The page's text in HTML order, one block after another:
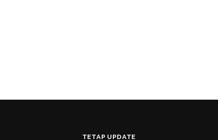
TETAP UPDATE